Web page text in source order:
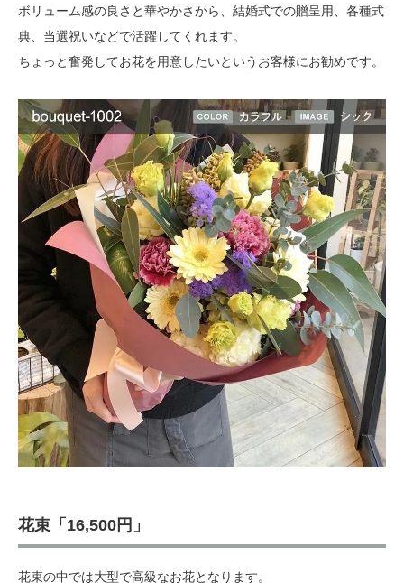
ボリューム感の良さと華やかさから、結婚式での贈呈用、各種式
典、当選祝いなどで活躍してくれます。
ちょっと奮発してお花を用意したいというお客様にお勧めです。
花束「16,500円」
花束の中では大型で高級なお花となります。